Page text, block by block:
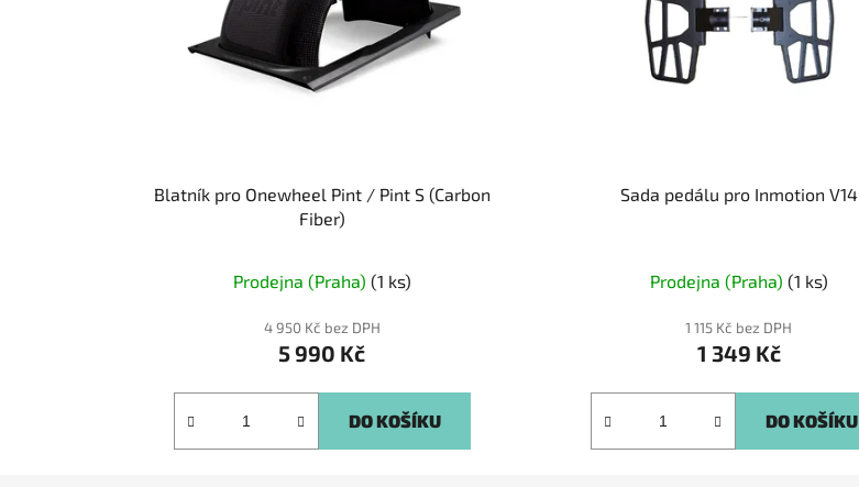
Blatník pro Onewheel Pint / Pint S (Carbon
Fiber)
Prodejna (Praha) (1 ks)
4 950 Kč bez DPH
5 990 Kč
DO KOŠÍKU
Sada pedálu pro Inmotion V14
Prodejna (Praha) (1 ks)
1 115 Kč bez DPH
1 349 Kč
DO KOŠÍKU